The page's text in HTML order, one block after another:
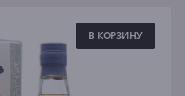
В КОРЗИНУ